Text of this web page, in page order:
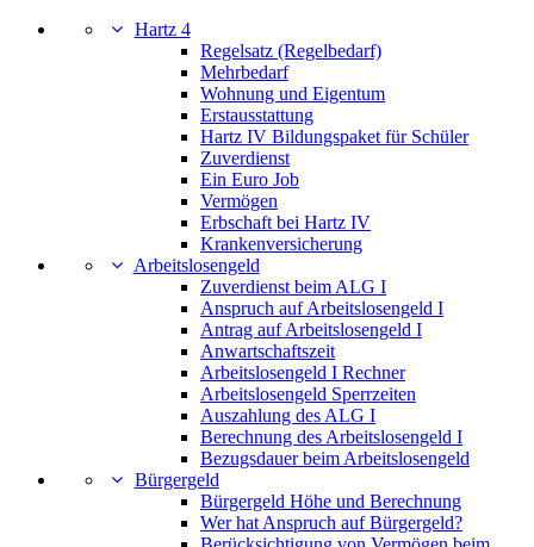
Hartz 4
Regelsatz (Regelbedarf)
Mehrbedarf
Wohnung und Eigentum
Erstausstattung
Hartz IV Bildungspaket für Schüler
Zuverdienst
Ein Euro Job
Vermögen
Erbschaft bei Hartz IV
Krankenversicherung
Arbeitslosengeld
Zuverdienst beim ALG I
Anspruch auf Arbeitslosengeld I
Antrag auf Arbeitslosengeld I
Anwartschaftszeit
Arbeitslosengeld I Rechner
Arbeitslosengeld Sperrzeiten
Auszahlung des ALG I
Berechnung des Arbeitslosengeld I
Bezugsdauer beim Arbeitslosengeld
Bürgergeld
Bürgergeld Höhe und Berechnung
Wer hat Anspruch auf Bürgergeld?